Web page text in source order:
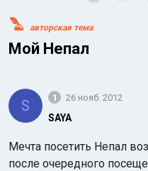
Аравийское море
авторская тема
Мой Непал
S 1 26 нояб. 2012
SAYA
Мечта посетить Непал
после очередного